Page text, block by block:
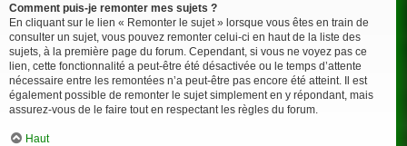
Comment puis-je remonter mes sujets ?
En cliquant sur le lien « Remonter le sujet » lorsque vous êtes en train de
consulter un sujet, vous pouvez remonter celui-ci en haut de la liste des
sujets, à la première page du forum. Cependant, si vous ne voyez pas ce
lien, cette fonctionnalité a peut-être été désactivée ou le temps d’attente
nécessaire entre les remontées n’a peut-être pas encore été atteint. Il est
également possible de remonter le sujet simplement en y répondant, mais
assurez-vous de le faire tout en respectant les règles du forum.
Haut